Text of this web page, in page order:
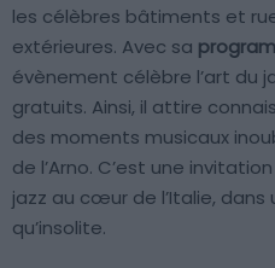
les célèbres bâtiments et
extérieures. Avec sa
évènement célèbre l’art du
gratuits. Ainsi, il attire
des moments musicaux
de l’Arno. C’est une
jazz au cœur de l’Italie,
qu’insolite.